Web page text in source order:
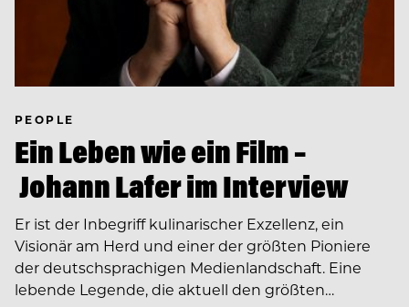
PEOPLE
Ein Leben wie ein Film –
Johann Lafer im Interview
Er ist der Inbegriff kulinarischer Exzellenz, ein
Visionär am Herd und einer der größten Pioniere
der deutschsprachigen Medienlandschaft. Eine
lebende Legende, die aktuell den größten…